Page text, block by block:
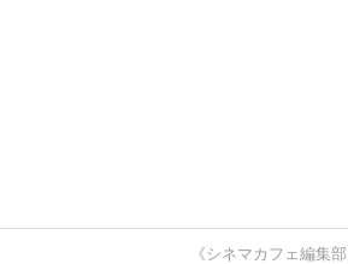
《シネマカフェ編集